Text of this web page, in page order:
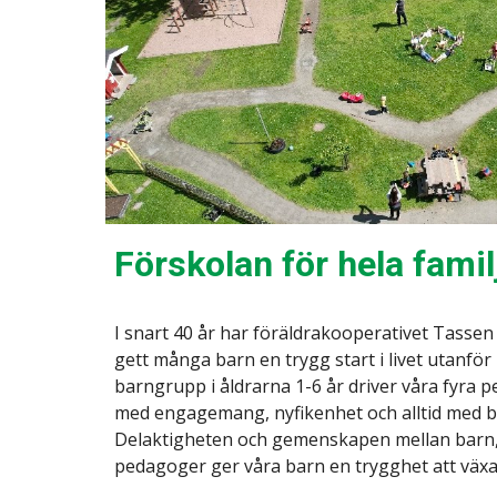
Förskolan för hela
I snart 40 år har föräldrakooperativet
gett många barn en trygg start i livet utanför
barngrupp i åldrarna 1-6 år driver våra fyra
med engagemang, nyfikenhet och alltid med
Delaktigheten och gemenskapen mellan
pedagoger ger våra barn en trygghet att